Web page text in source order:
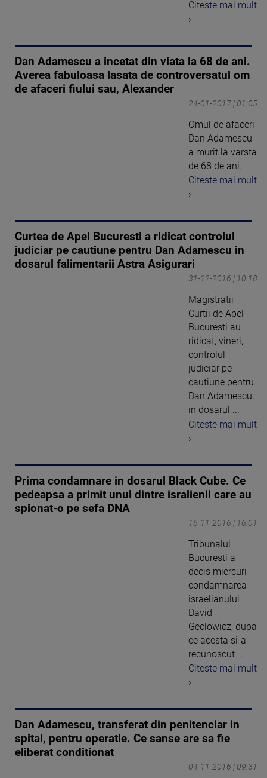
Citeste mai mult
›
Dan Adamescu a incetat din viata la 68 de ani.
Averea fabuloasa lasata de controversatul om
de afaceri fiului sau, Alexander
24-01-2017 | 01:05
Omul de afaceri
Dan Adamescu
a murit la varsta
de 68 de ani.
Citeste mai mult
›
Curtea de Apel Bucuresti a ridicat controlul
judiciar pe cautiune pentru Dan Adamescu in
dosarul falimentarii Astra Asigurari
31-12-2016 | 10:18
Magistratii
Curtii de Apel
Bucuresti au
ridicat, vineri,
controlul
judiciar pe
cautiune pentru
Dan Adamescu,
in dosarul ...
Citeste mai mult
›
Prima condamnare in dosarul Black Cube. Ce
pedeapsa a primit unul dintre isralienii care au
spionat-o pe sefa DNA
16-11-2016 | 16:01
Tribunalul
Bucuresti a
decis miercuri
condamnarea
israelianului
David
Geclowicz, dupa
ce acesta si-a
recunoscut ...
Citeste mai mult
›
Dan Adamescu, transferat din penitenciar in
spital, pentru operatie. Ce sanse are sa fie
eliberat conditionat
04-11-2016 | 09:31